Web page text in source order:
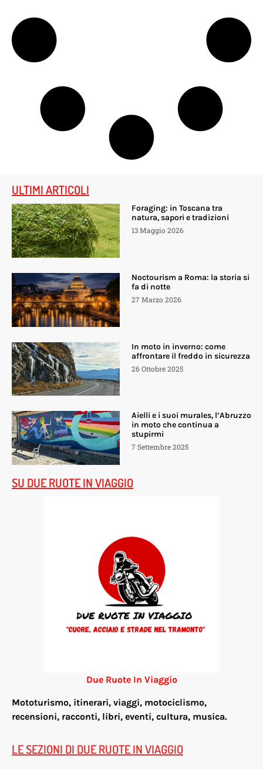
ULTIMI ARTICOLI
Foraging: in Toscana tra
natura, sapori e tradizioni
13 Maggio 2026
Noctourism a Roma: la storia si
fa di notte
27 Marzo 2026
In moto in inverno: come
affrontare il freddo in sicurezza
26 Ottobre 2025
Aielli e i suoi murales, l’Abruzzo
in moto che continua a
stupirmi
7 Settembre 2025
SU DUE RUOTE IN VIAGGIO
Due Ruote In Viaggio
Mototurismo, itinerari, viaggi, motociclismo,
recensioni, racconti, libri, eventi, cultura, musica.
LE SEZIONI DI DUE RUOTE IN VIAGGIO